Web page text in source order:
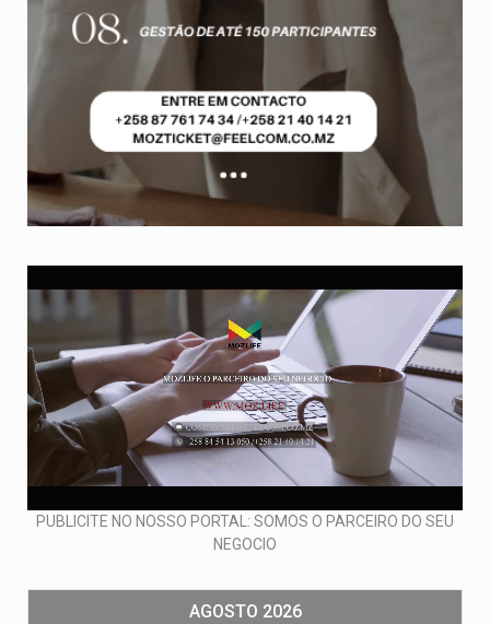
PUBLICITE NO NOSSO PORTAL: SOMOS O PARCEIRO DO SEU
NEGOCIO
AGOSTO 2026